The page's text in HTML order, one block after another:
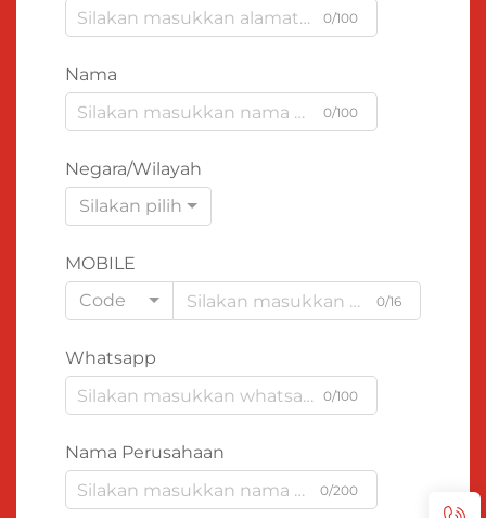
0/100
Nama
0/100
Negara/Wilayah
Silakan pilih
MOBILE
Code
0/16
Whatsapp
0/100
Nama Perusahaan
0/200